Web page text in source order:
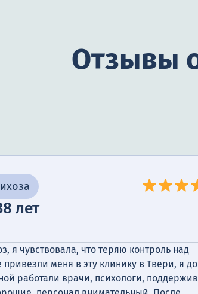
Отзывы
лет
я чувствовала, что теряю контроль над
меня в эту клинику в Твери, я
работали врачи, психологи,